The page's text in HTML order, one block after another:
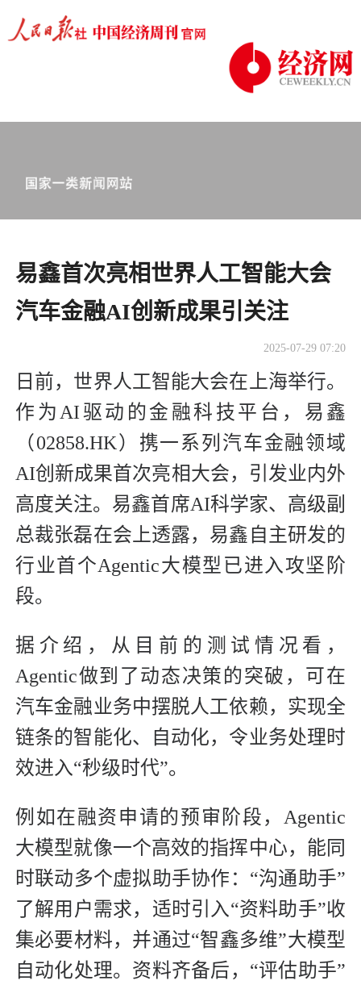
易鑫首次亮相世界人工智能大会
汽车金融AI创新成果引关注
2025-07-29 07:20
日前，世界人工智能大会在上海举行。
作为AI驱动的金融科技平台，易鑫
（02858.HK）携一系列汽车金融领域
AI创新成果首次亮相大会，引发业内外
高度关注。易鑫首席AI科学家、高级副
总裁张磊在会上透露，易鑫自主研发的
行业首个Agentic大模型已进入攻坚阶
段。
据介绍，从目前的测试情况看，
Agentic做到了动态决策的突破，可在
汽车金融业务中摆脱人工依赖，实现全
链条的智能化、自动化，令业务处理时
效进入“秒级时代”。
例如在融资申请的预审阶段，Agentic
大模型就像一个高效的指挥中心，能同
时联动多个虚拟助手协作：“沟通助手”
了解用户需求，适时引入“资料助手”收
集必要材料，并通过“智鑫多维”大模型
自动化处理。资料齐备后，“评估助手”